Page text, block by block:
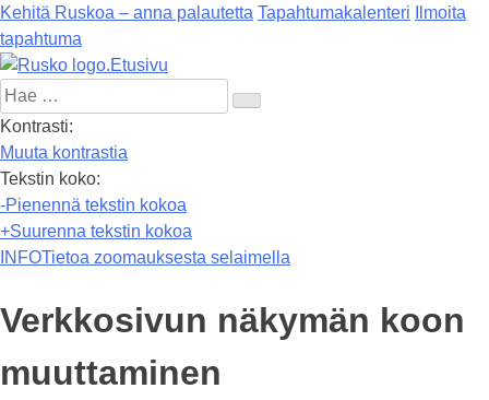
Kehitä Ruskoa – anna palautetta Tapahtumakalenteri
Ilmoita
tapahtuma
Etusivu
Hae:
Kontrasti:
Muuta kontrastia
Tekstin koko:
-Pienennä tekstin kokoa
+Suurenna tekstin kokoa
INFOTietoa zoomauksesta selaimella
Verkkosivun näkymän koon
muuttaminen